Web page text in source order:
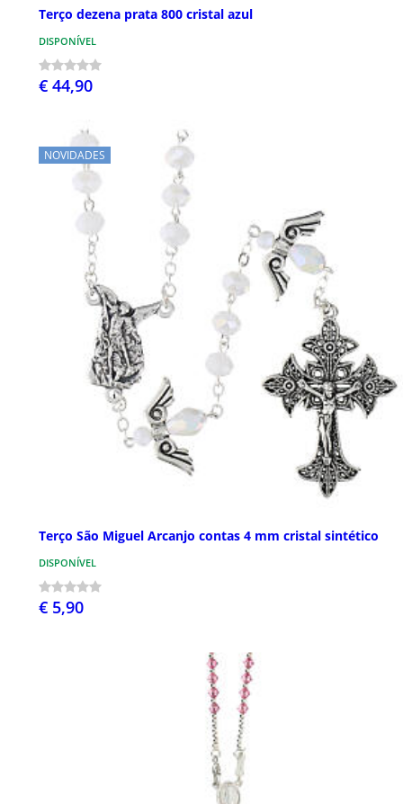
Terço dezena prata 800 cristal azul
DISPONÍVEL
€ 44,90
NOVIDADES
Terço São Miguel Arcanjo contas 4 mm cristal sintético
DISPONÍVEL
€ 5,90